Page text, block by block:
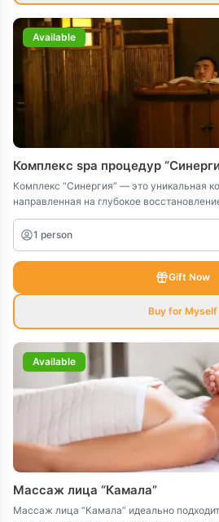
Available
Комплекс spa процедур
Комплекс “Синергия” — это уникальная
направленная на глубокое
физического, так и психоэмоционального
1 person
Gift Now
Buy for Myself
Available
Массаж лица “Камала”
Массаж лица “Камала” идеально